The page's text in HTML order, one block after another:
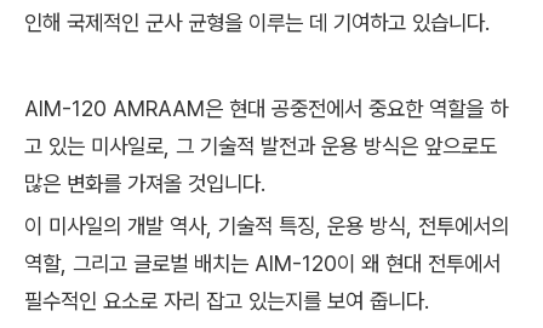
인해 국제적인 군사 균형을 이루는 데 기여하고 있습니다.
AIM-120 AMRAAM은 현대 공중전에서 중요한 역할을 하
고 있는 미사일로, 그 기술적 발전과 운용 방식은 앞으로도
많은 변화를 가져올 것입니다.
이 미사일의 개발 역사, 기술적 특징, 운용 방식, 전투에서의
역할, 그리고 글로벌 배치는 AIM-120이 왜 현대 전투에서
필수적인 요소로 자리 잡고 있는지를 보여 줍니다.